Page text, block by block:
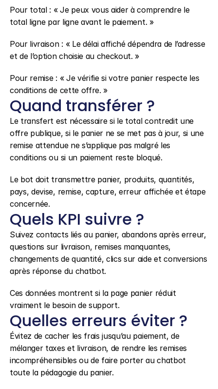
Pour total : « Je peux vous aider à comprendre le
total ligne par ligne avant le paiement. »
Pour livraison : « Le délai affiché dépendra de l’adresse
et de l’option choisie au checkout. »
Pour remise : « Je vérifie si votre panier respecte les
conditions de cette offre. »
Quand transférer ?
Le transfert est nécessaire si le total contredit une
offre publique, si le panier ne se met pas à jour, si une
remise attendue ne s’applique pas malgré les
conditions ou si un paiement reste bloqué.
Le bot doit transmettre panier, produits, quantités,
pays, devise, remise, capture, erreur affichée et étape
concernée.
Quels KPI suivre ?
Suivez contacts liés au panier, abandons après erreur,
questions sur livraison, remises manquantes,
changements de quantité, clics sur aide et conversions
après réponse du chatbot.
Ces données montrent si la page panier réduit
vraiment le besoin de support.
Quelles erreurs éviter ?
Évitez de cacher les frais jusqu’au paiement, de
mélanger taxes et livraison, de rendre les remises
incompréhensibles ou de faire porter au chatbot
toute la pédagogie du panier.